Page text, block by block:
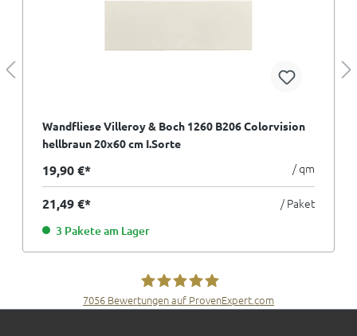
Wandfliese Villeroy & Boch 1260 B206 Colorvision
hellbraun 20x60 cm I.Sorte
19,90 €* / qm
21,49 €* / Paket
3 Pakete am Lager
7056 Bewertungen auf ProvenExpert.com